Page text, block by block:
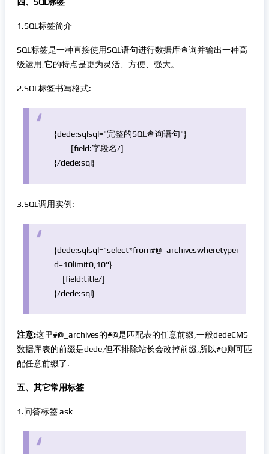
1.SQL标签简介
SQL标签是一种直接使用SQL语句进行数据库查询并输出一种高
级运用,它的特点是更为灵活、方便、强大。
2.SQL标签书写格式:
{dede:sqlsql="完整的SQL查询语句"}
[field:字段名/]
{/dede:sql}
3.SQL调用实例:
{dede:sqlsql="select*from#@_archiveswheretypei
d=10limit0,10"}
[field:title/]
{/dede:sql}
注意:这里#@_archives的#@是匹配表的任意前缀,一般dedeCMS
数据库表的前缀是dede,但不排除站长会改掉前缀,所以#@则可匹
配任意前缀了.
五、其它常用标签
1.问答标签 ask